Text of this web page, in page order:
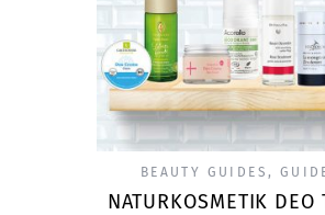
BEAUTY GUIDES ,
NATURKOSMETIK DEO